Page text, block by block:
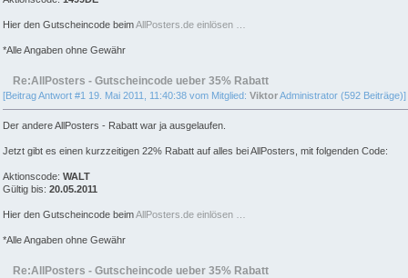
Hier den Gutscheincode beimAllPosters.de einlösen …
*Alle Angaben ohne Gewähr
Re:AllPosters - Gutscheincode ueber 35% Rabatt
[Beitrag Antwort #1 19. Mai 2011, 11:40:38 vom Mitglied: ViktorAdministrator (592 Beiträge)]
Der andere AllPosters - Rabatt war ja ausgelaufen.
Jetzt gibt es einen kurzzeitigen 22% Rabatt auf alles bei AllPosters, mit folgenden Code:
Aktionscode: WALT
Gültig bis: 20.05.2011
Hier den Gutscheincode beimAllPosters.de einlösen …
*Alle Angaben ohne Gewähr
Re:AllPosters - Gutscheincode ueber 35% Rabatt